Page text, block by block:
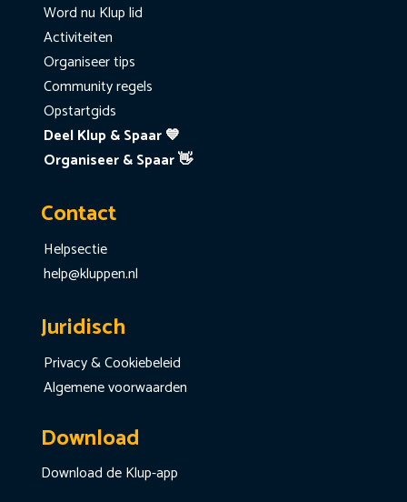
Word nu Klup lid
Activiteiten
Organiseer tips
Community regels
Opstartgids
Deel Klup & Spaar 💙
Organiseer & Spaar 👋
Contact
Helpsectie
help@kluppen.nl
Juridisch
Privacy & Cookiebeleid
Algemene voorwaarden
Download
Download de Klup-app